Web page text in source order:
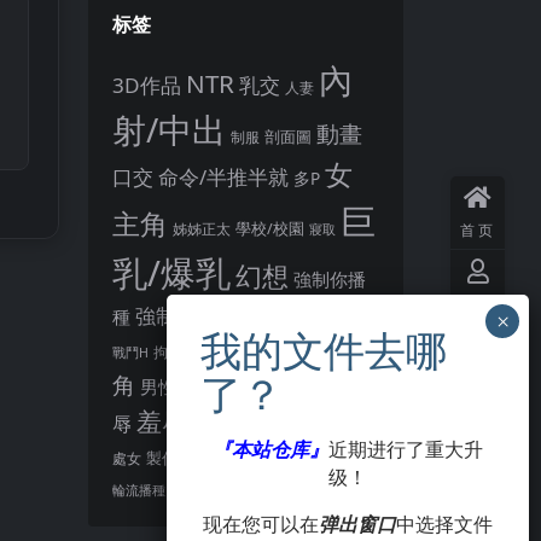
标签
3D作品 NTR乳交 人妻 內
射/中出 制服 剖面圖 動畫
口交 命令/半推半就 多P 女
主角 姊姊正太 學校/校園 寢取 巨
乳/爆乳幻想 強制你播
種 強制播種
戰鬥H 拘束 教育 暗示 沉淪快樂 男主
角 男性受 異種播種
辱 羞辱 胸部/奶子
處女 製作大師 觸手觸摸 賣春/援交
輪流播種
點陣圖
首页
用户
中心
『本站仓库』 近期进行了重大升
级！
现在您可以在弹出窗口中选择文件